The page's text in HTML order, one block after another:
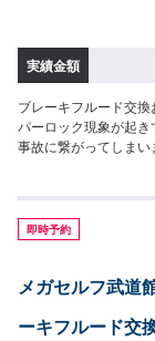
実績金額
ブレーキフルード交
パーロック現象が起
事故に繋がってしま
即時予約
メガセルフ武道
ーキフルード交